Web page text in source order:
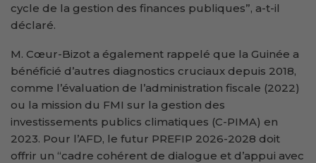
cycle de la gestion des finances publiques”, a-t-il
déclaré.
M. Cœur-Bizot a également rappelé que la Guinée a
bénéficié d’autres diagnostics cruciaux depuis 2018,
comme l’évaluation de l’administration fiscale (2022)
ou la mission du FMI sur la gestion des
investissements publics climatiques (C-PIMA) en
2023. Pour l’AFD, le futur PREFIP 2026-2028 doit
offrir un “cadre cohérent de dialogue et d’appui avec